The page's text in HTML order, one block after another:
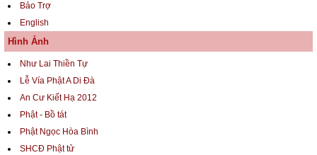
Bảo Trợ
English
Hình Ảnh
Như Lai Thiền Tự
Lễ Vía Phật A Di Đà
An Cư Kiết Hạ 2012
Phật - Bồ tát
Phật Ngọc Hòa Bình
SHCĐ Phật tử